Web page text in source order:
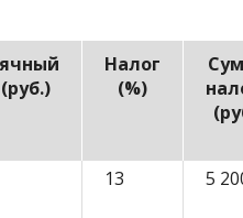
Налог
(%)
13 5